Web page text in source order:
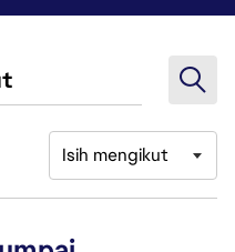
Isih mengikut